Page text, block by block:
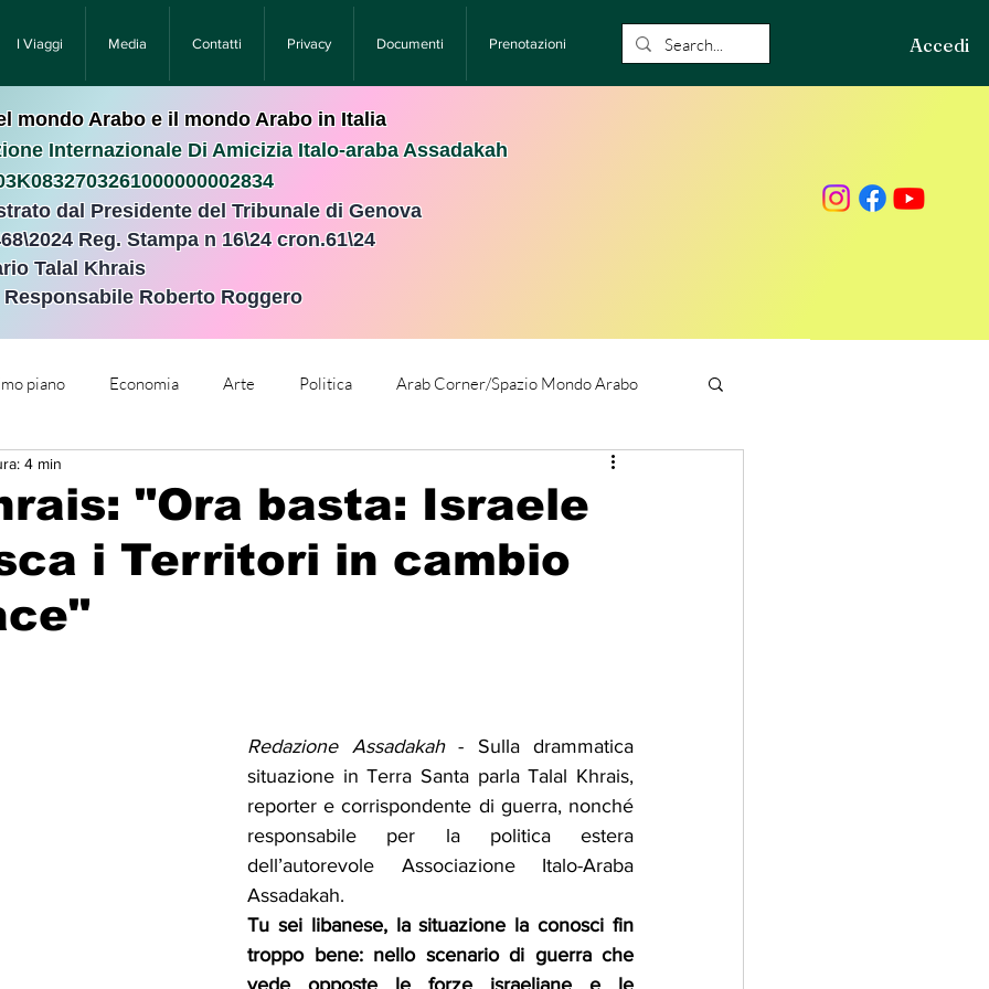
I Viaggi Media Contatti Privacy Documenti Prenotazioni Accedi
mondo Arabo e il mondo Arabo in Italia
Internazionale Di Amicizia Italo-araba Assadakah
dal Presidente del Tribunale di Genova
Reg. Stampa n 16\24 cron.61\24
Talal Khrais
Roberto Roggero
piano Economia Arte Politica Arab Corner/Spazio Mondo Arabo
Comunicati Stampa
Solidarietà Archeologia Musica Cinema Tradizioni
"Ora basta: Israele
i Territori in cambio
4 min
Redazione Assadakah - Sulla drammatica
situazione in Terra Santa parla Talal Khrais,
reporter e corrispondente di guerra, nonché
responsabile per la politica estera
dell’autorevole Associazione Italo-Araba
Assadakah.
Tu sei libanese, la situazione la conosci fin
troppo bene: nello scenario di guerra che
vede opposte le forze israeliane e le